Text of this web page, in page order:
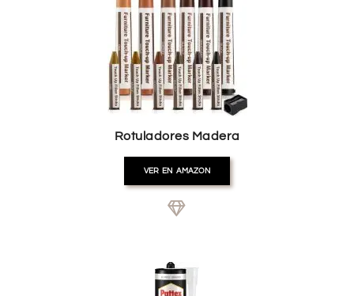
Rotuladores Madera
VER EN AMAZON